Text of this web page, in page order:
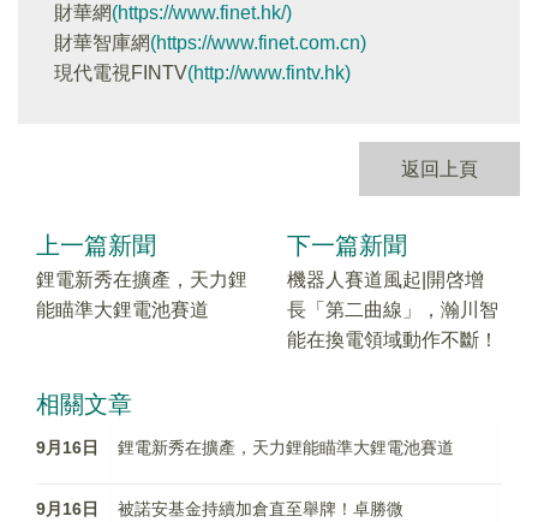
財華網(https://www.finet.hk/)
財華智庫網(https://www.finet.com.cn)
現代電視FINTV(http://www.fintv.hk)
返回上頁
上一篇新聞
鋰電新秀在擴產，天力鋰
能瞄準大鋰電池賽道
下一篇新聞
機器人賽道風起|開啓增
長「第二曲線」，瀚川智
能在換電領域動作不斷！
相關文章
9月16日 鋰電新秀在擴產，天力鋰能瞄準大鋰電池賽道
9月16日
被諾安基金持續加倉直至舉牌！卓勝微